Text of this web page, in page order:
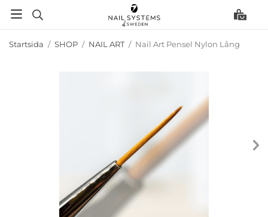
Startsida / SHOP / NAIL ART / Nail Art Pensel Nylon Lång